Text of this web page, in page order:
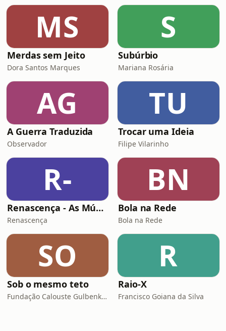
MS
Merdas sem Jeito
Dora Santos Marques
S
Subúrbio
Mariana Rosária
AG
A Guerra Traduzida
Observador
TU
Trocar uma Ideia
Filipe Vilarinho
R-
Renascença - As Músicas Espetaculares de Natal
Renascença
BN
Bola na Rede
Bola na Rede
SO
Sob o mesmo teto
Fundação Calouste Gulbenkian
R
Raio-X
Francisco Goiana da Silva